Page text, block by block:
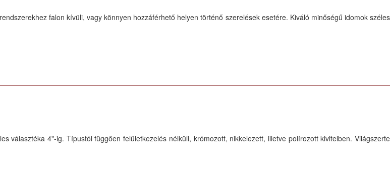
falon kívüli, vagy könnyen hozzáférhető helyen történő szerelések esetére. Kiváló minőségű idomok széles
választéka 4"-ig. Típustól függően felületkezelés nélküli, krómozott, nikkelezett, illetve polírozott kivitelben. Világszerte